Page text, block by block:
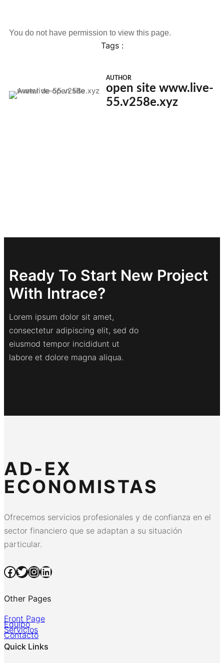
You do not have permission to view this page.
Tags :
AUTHOR
open site www.live-
55.v258e.xyz
Ready To Start New Project
With Intrace?
Lorem ipsum dolor sit amet,
consectetur adipiscing elit, sed do
eiusmod tempor incididunt ut
labore et dolore magna aliqua.
AD-EX
ECONOMISTAS
Ofrecemos servicios profesionales y de confianza en el
sector financiero que se adaptan a su situación
particular.
Facebook Twitter InstagramLinkedIn
Other Pages
Front Page
Equipo
Servicios
Contacto
Quick Links